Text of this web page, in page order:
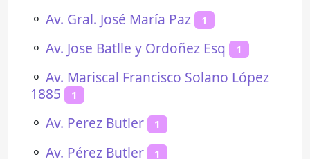
⚬ Av. Gral. José María Paz 1
⚬ Av. Jose Batlle y Ordoñez Esq 1
⚬ Av. Mariscal Francisco Solano López
1885
1
⚬ Av. Perez Butler 1
⚬ Av. Pérez Butler 1